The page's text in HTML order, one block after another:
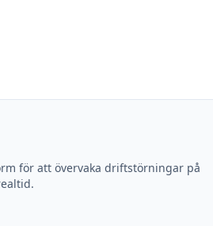
för att övervaka driftstörningar på